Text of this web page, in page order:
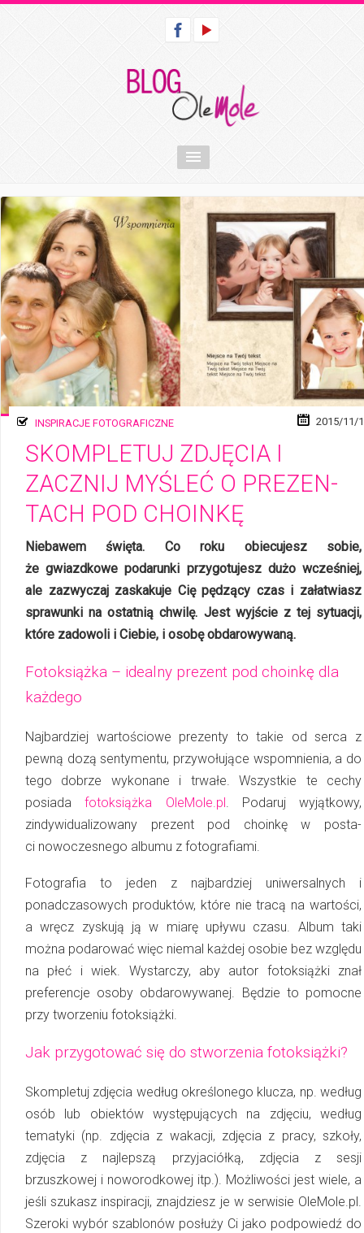
INSPIRACJE FOTOGRAFICZNE 2015/11/
SKOMPLETUJ ZDJĘCIA I
ZACZNIJ MYŚLEĆ O PRE­ZEN­
TACH POD CHOINKĘ
Niebawem święta. Co roku obiecujesz sobie,
że gwiazdkowe podarunki przygotujesz dużo wcześniej,
ale zazwyczaj zaskakuje Cię pędzący czas i załatwiasz
sprawunki na ostatnią chwilę. Jest wyjście z tej sytuacji,
które zadowoli i Ciebie, i osobę ob­da­ro­wy­wa­ną.
Fotoksiążka – idealny prezent pod choinkę dla
każdego
Najbardziej wartościowe prezenty to takie od serca z
pewną dozą sentymentu, przy­wo­łu­ją­ce wspomnienia, a do
tego dobrze wykonane i trwałe. Wszystkie te cechy
posiadafo­to­ksią­żka OleMole.pl. Podaruj wyjątkowy,
zindywidualizowany prezent pod choinkę w pos­ta­
ci nowoczesnego albumu z fotografiami.
Fotografia to jeden z najbardziej uniwersalnych i
ponadczasowych produktów, które nie tracą na wartości,
a wręcz zyskują ją w miarę upływu czasu. Album taki
można podarować więc niemal każdej osobie bez względu
na płeć i wiek. Wystarczy, aby autor fotoksiążki znał
preferencje osoby obdarowywanej. Będzie to pomocne
przy tworzeniu fo­to­ksią­żki.
Jak przygotować się do stworzenia fotoksiążki?
Skompletuj zdjęcia według określonego klucza, np. według
osób lub obiektów wy­stę­pu­ją­cych na zdjęciu, według
tematyki (np. zdjęcia z wakacji, zdjęcia z pracy, szkoły,
zdjęcia z naj­lep­szą przyjaciółką, zdjęcia z sesji
brzuszkowej i noworodkowej itp.). Możliwości jest wiele, a
jeśli szukasz inspiracji, znajdziesz je w serwisie OleMole.pl.
Szeroki wybór sza­blo­nów posłuży Ci jako podpowiedź do